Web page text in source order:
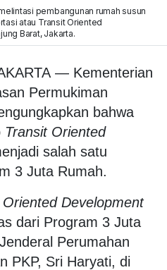
pembangunan rumah susun
atau Transit Oriented
Barat, Jakarta.
— Kementerian
Permukiman
bahwa
Transit Oriented
salah satu
3 Juta Rumah.
Oriented Development
dari Program 3 Juta
Perumahan
PKP, Sri Haryati, di